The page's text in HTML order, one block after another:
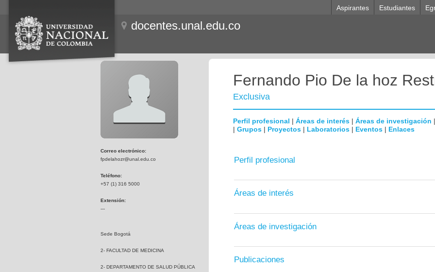
Aspirantes Estudiantes
docentes.unal.edu.co
Correo electrónico:
fpdelahozr@unal.edu.co
Teléfono:
+57 (1) 316 5000
Extensión:
---
Sede Bogotá
2- FACULTAD DE MEDICINA
2- DEPARTAMENTO DE SALUD PÚBLICA
Fernando Pio De la hoz
Exclusiva
Perfil profesional | Áreas de interés | Áreas de investigación |
| Grupos | Proyectos | Laboratorios | Eventos | Enlaces
Perfil profesional
Áreas de interés
Áreas de investigación
Publicaciones